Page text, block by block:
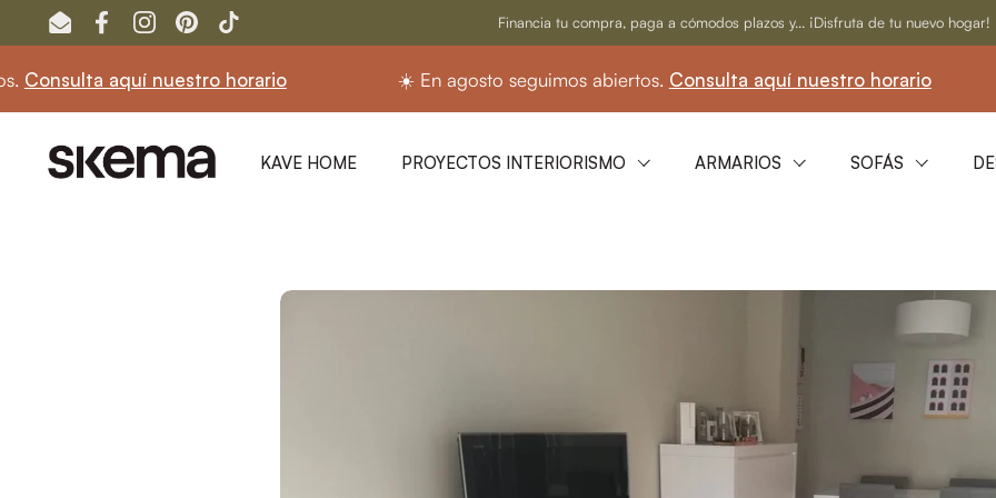
Ir al contenido
EmailFacebookInstagram
PinterestTikTok
Financia tu compra, paga a cómodos plazos y... ¡Disfruta de tu nuevo hogar!
aquí nuestro horario ☀️ En agosto seguimos abiertos.Consulta aquí nuestro horario
KAVE HOME PROYECTOS INTERIORISMO ARMARIOS SOFÁS